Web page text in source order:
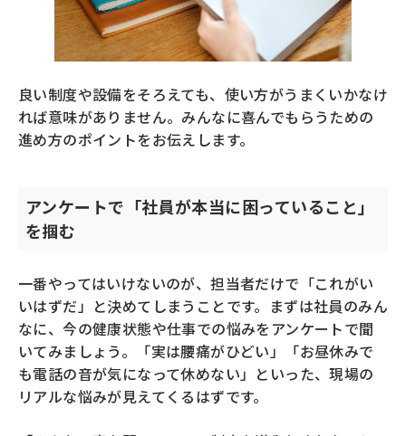
良い制度や設備をそろえても、使い方がうまくいかなけ
れば意味がありません。みんなに喜んでもらうための
進め方のポイントをお伝えします。
アンケートで「社員が本当に困っていること」
を掴む
一番やってはいけないのが、担当者だけで「これがい
いはずだ」と決めてしまうことです。まずは社員のみん
なに、今の健康状態や仕事での悩みをアンケートで聞
いてみましょう。「実は腰痛がひどい」「お昼休みで
も電話の音が気になって休めない」といった、現場の
リアルな悩みが見えてくるはずです。